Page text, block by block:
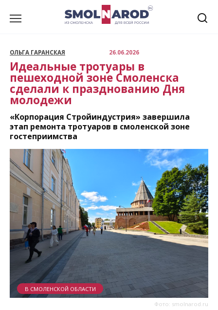
ОЛЬГА ГАРАНСКАЯ 26.06.2026
Идеальные тротуары в
пешеходной зоне Смоленска
сделали к празднованию Дня
молодежи
«Корпорация Стройиндустрия» завершила
этап ремонта тротуаров в смоленской зоне
гостеприимства
Фото: smolnarod.ru
В СМОЛЕНСКОЙ ОБЛАСТИ